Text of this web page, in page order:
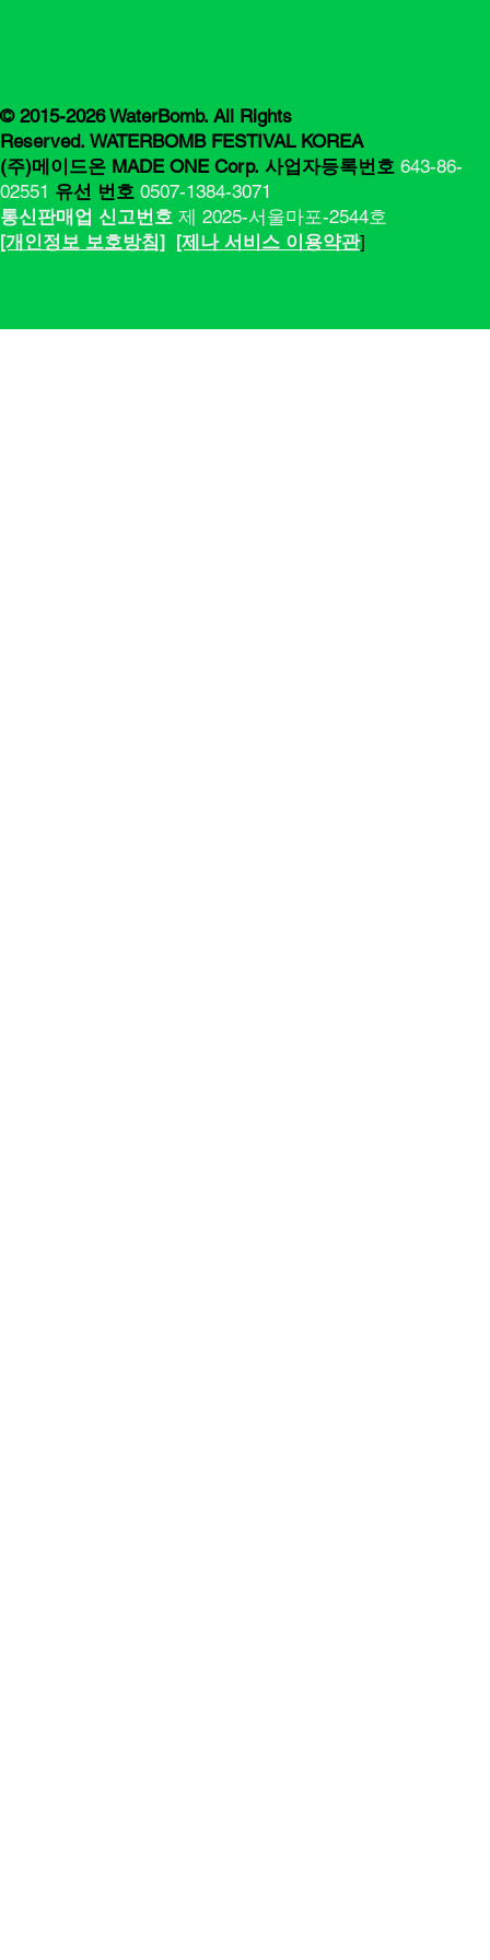
© 2015-2026 WaterBomb. All Rights
Reserved. WATERBOMB FESTIVAL KOREA
(주)메이드온 MADE ONE Corp. 사업자등록번호 643-86-
02551 유선 번호 0507-1384-3071
통신판매업 신고번호제 2025-서울마포-2544호
[​​개인정보 보호방침] [제나 서비스 이용약관]